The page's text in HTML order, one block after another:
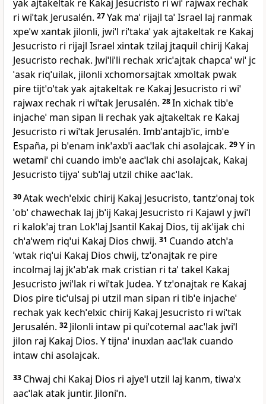
yak ajtakeltak re Kakaj Jesucristo ri wiˈ rajwax rechak
ri wiˈtak Jerusalén. 27Yak maˈ rijajl taˈ Israel laj ranmak
xpeˈw xantak jilonli, jwiˈl riˈtakaˈ yak ajtakeltak re Kakaj
Jesucristo ri rijajl Israel xintak tzilaj jtaquil chirij Kakaj
Jesucristo rechak. Jwiˈliˈli rechak xricˈajtak chapcaˈ wiˈ jc
ˈasak riqˈuilak, jilonli xchomorsajtak xmoltak pwak
pire tijtˈoˈtak yak ajtakeltak re Kakaj Jesucristo ri wiˈ
rajwax rechak ri wiˈtak Jerusalén. 28In xichak tibˈe
injacheˈ man sipan li rechak yak ajtakeltak re Kakaj
Jesucristo ri wiˈtak Jerusalén. Imbˈantajbˈic, imbˈe
España, pi bˈenam inkˈaxbˈi aacˈlak chi asolajcak. 29Y in
wetamiˈ chi cuando imbˈe aacˈlak chi asolajcak, Kakaj
Jesucristo tijyaˈ subˈlaj utzil chike aacˈlak.
30Atak wechˈelxic chirij Kakaj Jesucristo, tantzˈonaj tok
ˈobˈ chawechak laj jbˈij Kakaj Jesucristo ri Kajawl y jwiˈl
ri kalokˈaj tran Lokˈlaj Jsantil Kakaj Dios, tij akˈijak chi
chˈaˈwem riqˈui Kakaj Dios chwij. 31 Cuando atchˈa
ˈwtak riqˈui Kakaj Dios chwij, tzˈonajtak re pire
incolmaj laj jkˈabˈak mak cristian ri taˈ takel Kakaj
Jesucristo jwiˈlak ri wiˈtak Judea. Y tzˈonajtak re Kakaj
Dios pire ticˈulsaj pi utzil man sipan ri tibˈe injacheˈ
rechak yak kechˈelxic chirij Kakaj Jesucristo ri wiˈtak
Jerusalén. 32 Jilonli intaw pi quiˈcotemal aacˈlak jwiˈl
jilon raj Kakaj Dios. Y tijnaˈ inuxlan aacˈlak cuando
intaw chi asolajcak.
33 Chwaj chi Kakaj Dios ri ajyeˈl utzil laj kanm, tiwaˈx
aacˈlak atak juntir. Jiloniˈn.